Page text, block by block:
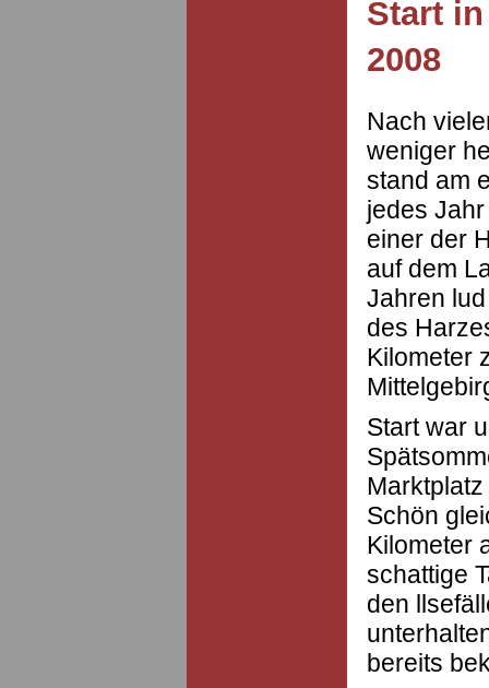
Start
2008
Nach
weniger
stand am
jedes
einer der
auf dem
Jahren
des
Kilometer
Start war
Schön
Kilometer
schattige
den
bereits